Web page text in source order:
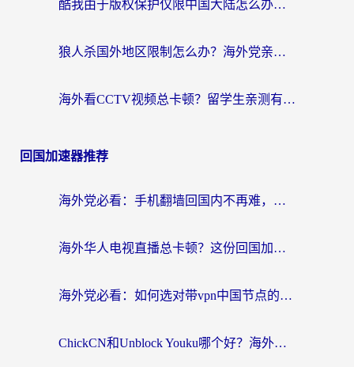
酷我由于版权保护仅限中国大陆怎么办？海外党亲测有效的解锁指南
狼人杀国外地区限制怎么办？海外党亲测有效的全场景回国加速指南
海外看CCTV视频总卡顿？留学生亲测有效的回国加速器选择指南
回国加速器推荐
海外党必看：手机翻墙回国内不再难，一篇搞定无缝访问国内资源指南
海外华人电视直播总卡顿？这份回国加速器选择指南帮你无缝看国内资源
海外党必看：如何选对带vpn中国节点的加速器？无缝访问国内资源全攻略
ChickCN和Unblock Youku哪个好？海外党亲测4款热门回国加速器，附避坑指南